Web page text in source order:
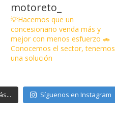
motoreto_
💡Hacemos que un
concesionario venda más y
mejor con menos esfuerzo 🚗
Conocemos el sector, tenemos
una solución
Síguenos en Instagram